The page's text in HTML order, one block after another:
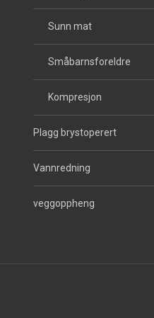
Sunn mat
Småbarnsforeldre
Kompresjon
Plagg brystoperert
Vannredning
veggoppheng